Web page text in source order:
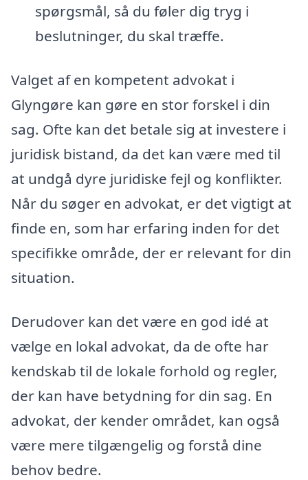
spørgsmål, så du føler dig tryg i
beslutninger, du skal træffe.
Valget af en kompetent advokat i
Glyngøre kan gøre en stor forskel i din
sag. Ofte kan det betale sig at investere i
juridisk bistand, da det kan være med til
at undgå dyre juridiske fejl og konflikter.
Når du søger en advokat, er det vigtigt at
finde en, som har erfaring inden for det
specifikke område, der er relevant for din
situation.
Derudover kan det være en god idé at
vælge en lokal advokat, da de ofte har
kendskab til de lokale forhold og regler,
der kan have betydning for din sag. En
advokat, der kender området, kan også
være mere tilgængelig og forstå dine
behov bedre.